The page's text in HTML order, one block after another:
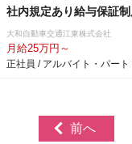
社内規定あり給与保証
4ヶ月間30万円の1年間
身寮）完備！家賃
性乗務員大募集してお
大和自動車交通江東株式会社
月給25万円～
正社員 / アルバイト・パート
前へ